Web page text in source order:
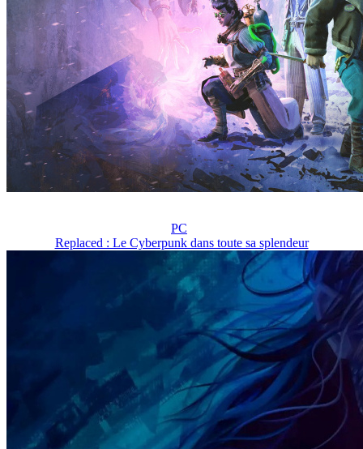
PC
Replaced : Le Cyberpunk dans toute sa splendeur